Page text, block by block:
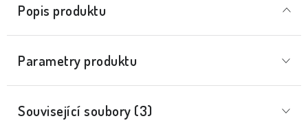
Popis produktu
Parametry produktu
Související soubory (3)